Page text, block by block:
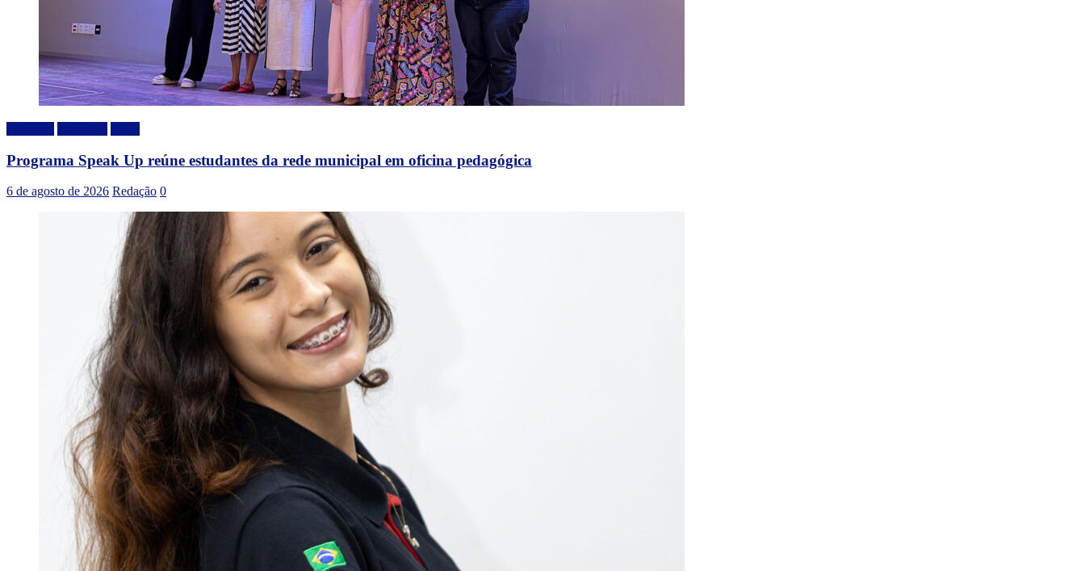
Programa Speak Up reúne estudantes da rede municipal em oficina pedagógica
6 de agosto de 2026 Redação 0